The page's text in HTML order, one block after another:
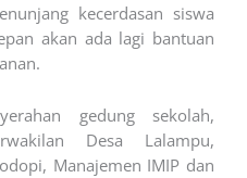
kecerdasan siswa
akan ada lagi bantuan
gedung sekolah,
Desa Lalampu,
Manajemen IMIP dan